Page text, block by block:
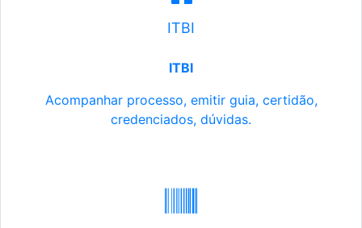
ITBI
ITBI
Acompanhar processo, emitir guia, certidão,
credenciados, dúvidas.